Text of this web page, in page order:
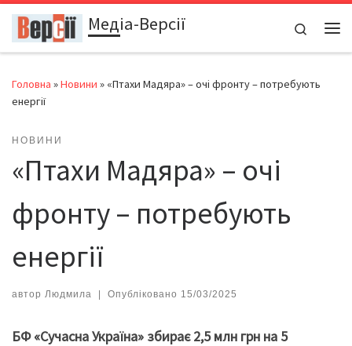
Перейти до вмістуМедіа-Версії
Search
Головна »Новини » «Птахи Мадяра» – очі фронту – потребують
енергії
НОВИНИ
«Птахи Мадяра» – очі
фронту – потребують
енергії
автор Людмила | Опубліковано 15/03/2025
БФ «Сучасна Україна» збирає 2,5 млн грн на 5